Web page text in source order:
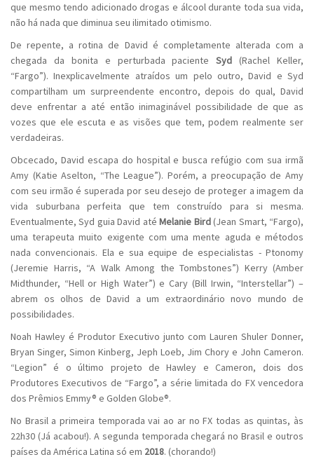
que mesmo tendo adicionado drogas e álcool durante toda sua vida,
não há nada que diminua seu ilimitado otimismo.
De repente, a rotina de David é completamente alterada com a
chegada da bonita e perturbada pacienteSyd (Rachel Keller,
“Fargo”). Inexplicavelmente atraídos um pelo outro, David e Syd
compartilham um surpreendente encontro, depois do qual, David
deve enfrentar a até então inimaginável possibilidade de que as
vozes que ele escuta e as visões que tem, podem realmente ser
verdadeiras.
Obcecado, David escapa do hospital e busca refúgio com sua irmã
Amy (Katie Aselton, “The League”). Porém, a preocupação de Amy
com seu irmão é superada por seu desejo de proteger a imagem da
vida suburbana perfeita que tem construído para si mesma.
Eventualmente, Syd guia David atéMelanie Bird(Jean Smart, “Fargo),
uma terapeuta muito exigente com uma mente aguda e métodos
nada convencionais. Ela e sua equipe de especialistas - Ptonomy
(Jeremie Harris, “A Walk Among the Tombstones”) Kerry (Amber
Midthunder, “Hell or High Water”) e Cary (Bill Irwin, “Interstellar”) –
abrem os olhos de David a um extraordinário novo mundo de
possibilidades.
Noah Hawley é Produtor Executivo junto com Lauren Shuler Donner,
Bryan Singer, Simon Kinberg, Jeph Loeb, Jim Chory e John Cameron.
“Legion” é o último projeto de Hawley e Cameron, dois dos
Produtores Executivos de “Fargo”, a série limitada do FX vencedora
dos Prêmios Emmy® e Golden Globe®.
No Brasil a primeira temporada vai ao ar no FX todas as quintas, às
22h30 (Já acabou!). A segunda temporada chegará no Brasil e outros
países da América Latina só em 2018. (chorando!)